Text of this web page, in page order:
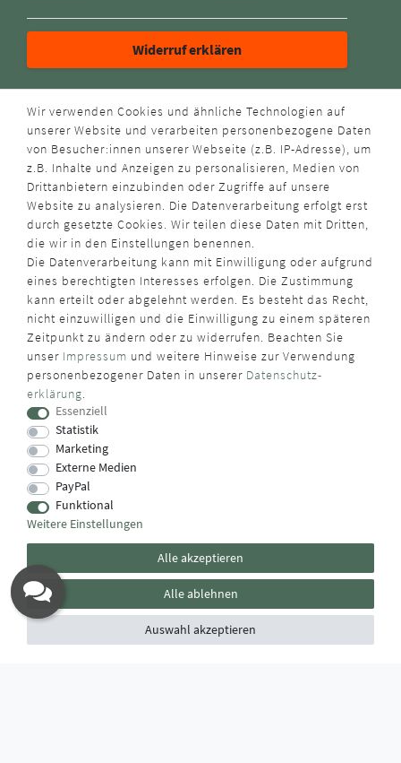
Widerruf erklären
ZAHLUNGSARTEN
VERSANDART
WUSSTEN SIE SCHON?
Das Käufersiegel des Händlerbunds garantiert Ihnen
100%.-ige Zahlungssicherheit, größtmöglichen Datenschutz
und Geld-zurück-Garantie bei Nicht- oder Falschlieferung.
Wir verwenden Cookies und ähnliche Technologien auf
unserer Website und verarbeiten personenbezogene Daten
von Besucher:innen unserer Webseite (z.B. IP-Adresse), um
z.B. Inhalte und Anzeigen zu personalisieren, Medien von
Drittanbietern einzubinden oder Zugriffe auf unsere
Website zu analysieren. Die Datenverarbeitung erfolgt erst
durch gesetzte Cookies. Wir teilen diese Daten mit Dritten,
die wir in den Einstellungen benennen.
Die Datenverarbeitung kann mit Einwilligung oder aufgrund
eines berechtigten Interesses erfolgen. Die Zustimmung
kann erteilt oder abgelehnt werden. Es besteht das Recht,
nicht einzuwilligen und die Einwilligung zu einem späteren
Zeitpunkt zu ändern oder zu widerrufen. Beachten Sie
unser Impressum und weitere Hinweise zur Verwendung
personenbezogener Daten in unserer Daten­schutz­
erklärung.
Essenziell
Statistik
Marketing
Externe Medien
PayPal
Funktional
Weitere Einstellungen
Alle akzeptieren
Alle ablehnen
Auswahl akzeptieren